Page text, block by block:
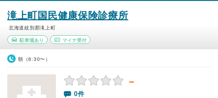
滝上町国民健康保険診療所
北海道紋別郡滝上町
駐車場あり マイナ受付
朝（8:30〜）
－
0件